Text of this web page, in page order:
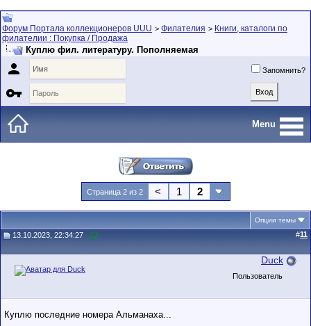
Форум Портала коллекционеров UUU > Филателия > Книги, каталоги по
филателии : Покупка / Продажа
Куплю фил. литературу. Пополняемая
 Запомнить?

Menu
Страница 2 из 2 < 1 2
Опции темы
13.10.2023, 22:34:27 #11
Duck
Пользователь
Куплю последние номера Альманаха...